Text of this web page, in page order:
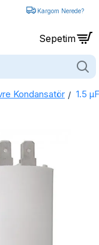
Kargom Nerede?
Kondansatör 1.5